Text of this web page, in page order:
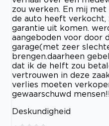
zou werken. En mij
de auto heeft verkocht,
garantie uit komen.
aangeboden voor door
garage(met zeer
brengen.daarheen
dat ik de helft zou
vertrouwen in deze
verlies moeten
gewaarschuwd
Deskundigheid